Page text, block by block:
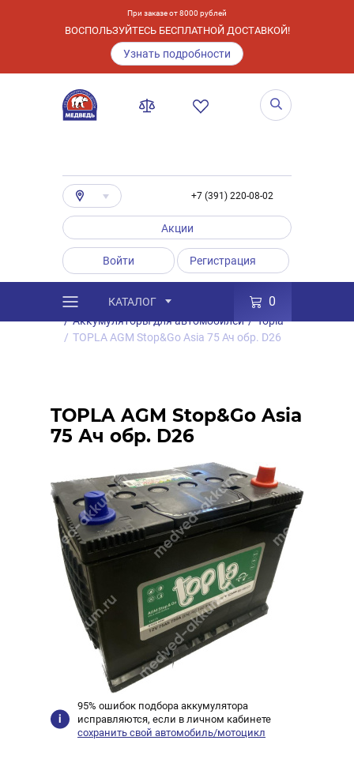
При заказе от 8000 рублей
ВОСПОЛЬЗУЙТЕСЬ БЕСПЛАТНОЙ ДОСТАВКОЙ!
Узнать подробности
+7 (391) 220-08-02
Акции
Войти Регистрация
КАТАЛОГ 0
Каталог / Товары
Аккумуляторы
/ Аккумуляторы для автомобилей / Topla
/ TOPLA AGM Stop&Go Asia 75 Ач обр. D26
TOPLA AGM Stop&Go Asia
75 Ач обр. D26
95% ошибок подбора аккумулятора
исправляются, если в личном кабинете
сохранить свой автомобиль/мотоцикл